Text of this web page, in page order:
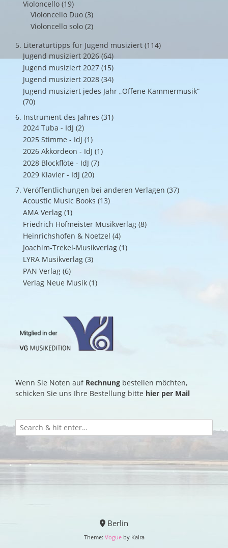
Violoncello (19)
Violoncello Duo (3)
Violoncello solo (2)
5. Literaturtipps für Jugend musiziert (114)
Jugend musiziert 2026 (64)
Jugend musiziert 2027 (15)
Jugend musiziert 2028 (34)
Jugend musiziert jedes Jahr „Offene Kammermusik“
(70)
6. Instrument des Jahres (31)
2024 Tuba - IdJ (2)
2025 Stimme - IdJ (1)
2026 Akkordeon - IdJ (1)
2028 Blockflöte - IdJ (7)
2029 Klavier - IdJ (20)
7. Veröffentlichungen bei anderen Verlagen (37)
Acoustic Music Books (13)
AMA Verlag (1)
Friedrich Hofmeister Musikverlag (8)
Heinrichshofen & Noetzel (4)
Joachim-Trekel-Musikverlag (1)
LYRA Musikverlag (3)
PAN Verlag (6)
Verlag Neue Musik (1)
Wenn Sie Noten auf Rechnung bestellen möchten,
schicken Sie uns Ihre Bestellung bitte hier per Mail
Berlin
Theme: Vogueby Kaira